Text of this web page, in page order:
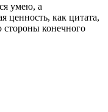
умею, а
ценность, как цитата,
стороны конечного